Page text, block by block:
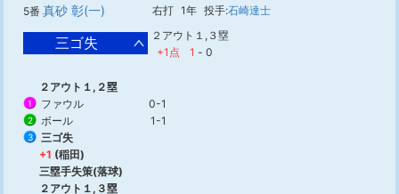
5番 真砂 彰(一) 右打 1年 投手:石崎達士
三ゴ失
２アウト１,３塁
+1点
1 - 0
２アウト１,２塁
1 ファウル 0-1
2 ボール 1-1
3
三ゴ失
+1 (稲田)
三塁手失策(落球)
２アウト１,３塁